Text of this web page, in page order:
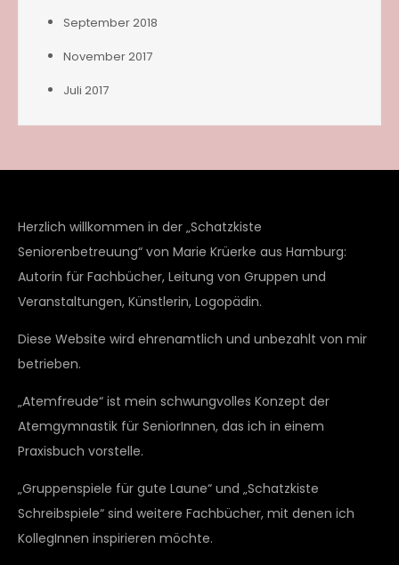
September 2018
November 2017
Juli 2017
Herzlich willkommen in der „Schatzkiste
Seniorenbetreuung“ von Marie Krüerke aus Hamburg:
Autorin für Fachbücher, Leitung von Gruppen und
Veranstaltungen, Künstlerin, Logopädin.
Diese Website wird ehrenamtlich und unbezahlt von mir
betrieben.
„Atemfreude“ ist mein schwungvolles Konzept der
Atemgymnastik für SeniorInnen, das ich in einem
Praxisbuch vorstelle.
„Gruppenspiele für gute Laune“ und „Schatzkiste
Schreibspiele“ sind weitere Fachbücher, mit denen ich
KollegInnen inspirieren möchte.